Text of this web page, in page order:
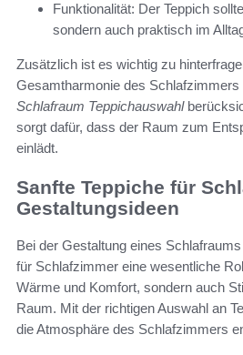
Funktionalität: Der Teppich
sondern auch praktisch im
Zusätzlich ist es wichtig zu
Gesamtharmonie des Schlafzimmers
Schlafraum Teppichauswahl
sorgt dafür, dass der Raum zum
einlädt.
Sanfte Teppiche für
Gestaltungsideen
Bei der Gestaltung eines
für Schlafzimmer eine wesentliche
Wärme und Komfort, sondern auch
Raum. Mit der richtigen Auswahl an
die Atmosphäre des Schlafzimmers